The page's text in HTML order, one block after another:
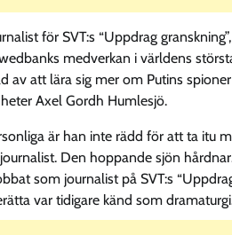
för SVT:s “Uppdrag
medverkan i världens
av att lära sig mer om Putins
Axel Gordh Humlesjö.
är han inte rädd för att ta itu
Den hoppande sjön
som journalist på SVT:s
var tidigare känd som